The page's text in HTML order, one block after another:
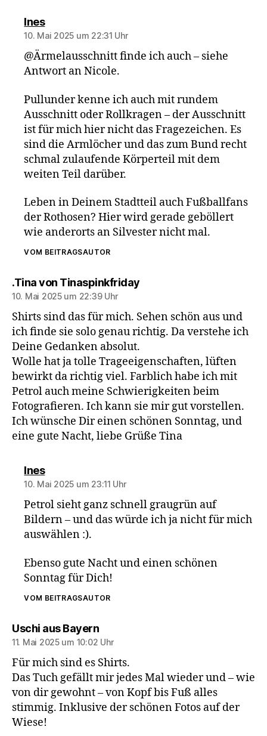
Inessagt:
10. Mai 2025 um 22:31 Uhr
@Ärmelausschnitt finde ich auch – siehe
Antwort an Nicole.
Pullunder kenne ich auch mit rundem
Ausschnitt oder Rollkragen – der Ausschnitt
ist für mich hier nicht das Fragezeichen. Es
sind die Armlöcher und das zum Bund recht
schmal zulaufende Körperteil mit dem
weiten Teil darüber.
Leben in Deinem Stadtteil auch Fußballfans
der Rothosen? Hier wird gerade geböllert
wie anderorts an Silvester nicht mal.
VOM BEITRAGSAUTOR
.Tina von Tinaspinkfridaysagt:
10. Mai 2025 um 22:39 Uhr
Shirts sind das für mich. Sehen schön aus und
ich finde sie solo genau richtig. Da verstehe ich
Deine Gedanken absolut.
Wolle hat ja tolle Trageeigenschaften, lüften
bewirkt da richtig viel. Farblich habe ich mit
Petrol auch meine Schwierigkeiten beim
Fotografieren. Ich kann sie mir gut vorstellen.
Ich wünsche Dir einen schönen Sonntag, und
eine gute Nacht, liebe Grüße Tina
Inessagt:
10. Mai 2025 um 23:11 Uhr
Petrol sieht ganz schnell graugrün auf
Bildern – und das würde ich ja nicht für mich
auswählen :).
Ebenso gute Nacht und einen schönen
Sonntag für Dich!
VOM BEITRAGSAUTOR
Uschi aus Bayernsagt:
11. Mai 2025 um 10:02 Uhr
Für mich sind es Shirts.
Das Tuch gefällt mir jedes Mal wieder und – wie
von dir gewohnt – von Kopf bis Fuß alles
stimmig. Inklusive der schönen Fotos auf der
Wiese!